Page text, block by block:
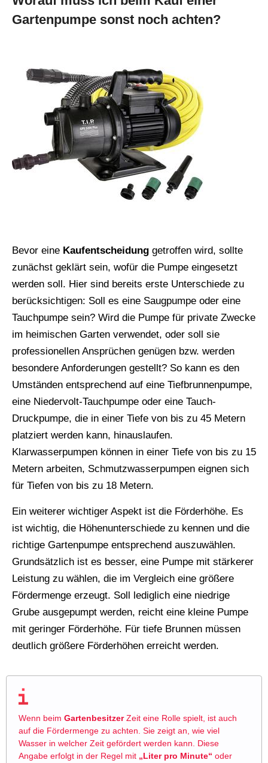
Gartenpumpe sonst noch achten?
Bevor eine Kaufentscheidung getroffen wird, sollte
zunächst geklärt sein, wofür die Pumpe eingesetzt
werden soll. Hier sind bereits erste Unterschiede zu
berücksichtigen: Soll es eine Saugpumpe oder eine
Tauchpumpe sein? Wird die Pumpe für private Zwecke
im heimischen Garten verwendet, oder soll sie
professionellen Ansprüchen genügen bzw. werden
besondere Anforderungen gestellt? So kann es den
Umständen entsprechend auf eine Tiefbrunnenpumpe,
eine Niedervolt-Tauchpumpe oder eine Tauch-
Druckpumpe, die in einer Tiefe von bis zu 45 Metern
platziert werden kann, hinauslaufen.
Klarwasserpumpen können in einer Tiefe von bis zu 15
Metern arbeiten, Schmutzwasserpumpen eignen sich
für Tiefen von bis zu 18 Metern.
Ein weiterer wichtiger Aspekt ist die Förderhöhe. Es
ist wichtig, die Höhenunterschiede zu kennen und die
richtige Gartenpumpe entsprechend auszuwählen.
Grundsätzlich ist es besser, eine Pumpe mit stärkerer
Leistung zu wählen, die im Vergleich eine größere
Fördermenge erzeugt. Soll lediglich eine niedrige
Grube ausgepumpt werden, reicht eine kleine Pumpe
mit geringer Förderhöhe. Für tiefe Brunnen müssen
deutlich größere Förderhöhen erreicht werden.
Wenn beim GartenbesitzerZeit eine Rolle spielt, ist auch
auf die Fördermenge zu achten. Sie zeigt an, wie viel
Wasser in welcher Zeit gefördert werden kann. Diese
Angabe erfolgt in der Regel mit „Liter pro Minute“ oder